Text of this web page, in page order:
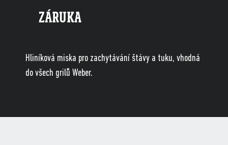
ZÁRUKA
Hliníková miska pro zachytávání štávy a tuku, vhodná
do všech grilů Weber.